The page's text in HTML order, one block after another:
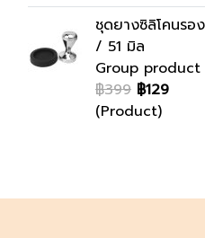
ชุดยางซิลิโคนรอ
/ 51 มิล
Group product
฿399 ฿129
(Product)